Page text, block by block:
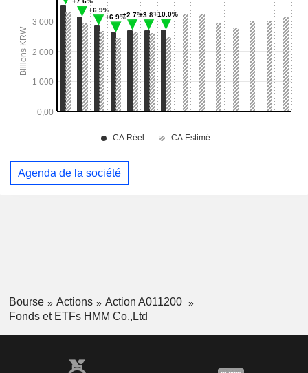
Agenda de la société
Bourse Actions
Action A011200
Fonds et ETFs HMM Co.,Ltd